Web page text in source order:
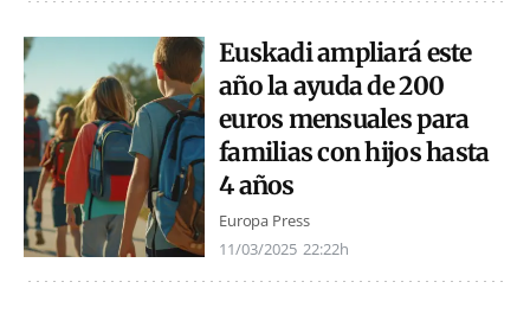
Euskadi ampliará este
año la ayuda de 200
euros mensuales para
familias con hijos hasta
4 años
Europa Press
11/03/2025 22:22h